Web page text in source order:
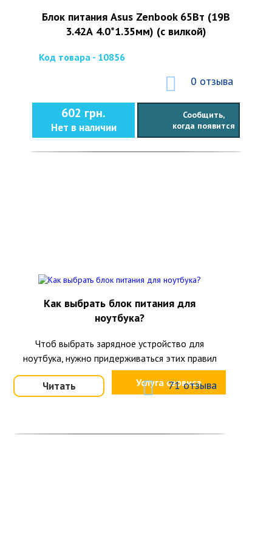
Блок питания Asus Zenbook 65Вт (19В
3.42А 4.0*1.35мм) (с вилкой)
Код товара - 10856
0 отзыва
602 грн.
Нет в наличии
Сообщить,
когда появится
Услуга сервиса
Как выбрать блок питания для
ноутбука?
Чтоб выбрать зарядное устройство для
ноутбука, нужно придерживаться этих правил
Читать 71 отзыва